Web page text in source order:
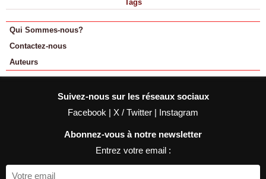
Tags
Qui Sommes-nous?
Contactez-nous
Auteurs
Suivez-nous sur les réseaux sociaux
Facebook | X / Twitter | Instagram
Abonnez-vous à notre newsletter
Entrez votre email :